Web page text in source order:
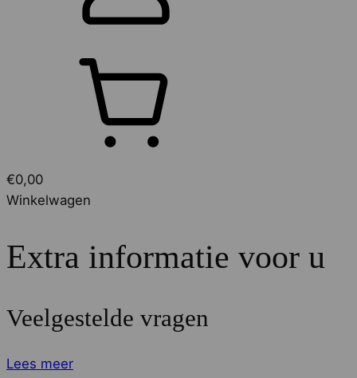
€0,00
Winkelwagen
Extra informatie voor u
Veelgestelde vragen
Lees meer